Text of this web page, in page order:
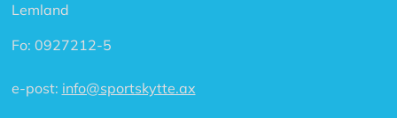
Lemland
Fo: 0927212-5
e-post: info@sportskytte.ax